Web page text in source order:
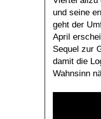
und seine
geht der
April
Sequel zur
damit die
Wahnsinn